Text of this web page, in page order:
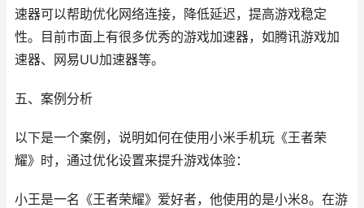
速器可以帮助优化网络连接，降低延迟，提高游戏稳定
性。目前市面上有很多优秀的游戏加速器，如腾讯游戏加
速器、网易UU加速器等。
五、案例分析
以下是一个案例，说明如何在使用小米手机玩《王者荣
耀》时，通过优化设置来提升游戏体验：
小王是一名《王者荣耀》爱好者，他使用的是小米8。在游